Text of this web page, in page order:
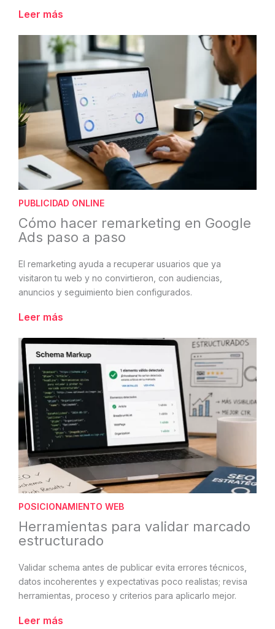
Leer más
PUBLICIDAD ONLINE
Cómo hacer remarketing en Google
Ads paso a paso
El remarketing ayuda a recuperar usuarios que ya
visitaron tu web y no convirtieron, con audiencias,
anuncios y seguimiento bien configurados.
Leer más
POSICIONAMIENTO WEB
Herramientas para validar marcado
estructurado
Validar schema antes de publicar evita errores técnicos,
datos incoherentes y expectativas poco realistas; revisa
herramientas, proceso y criterios para aplicarlo mejor.
Leer más